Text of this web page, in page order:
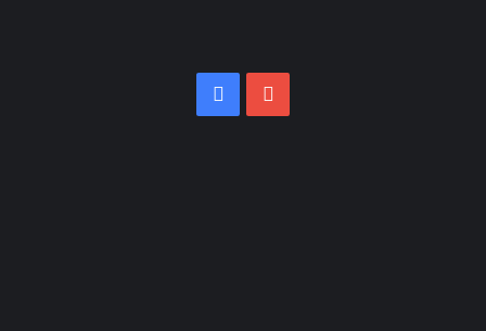
Facebook